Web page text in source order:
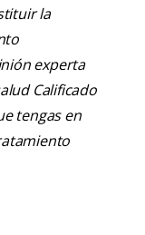
la
experta
Calificado
tengas en